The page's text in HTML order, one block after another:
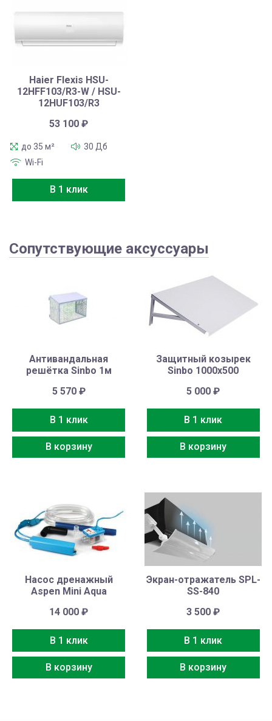
Haier Flexis HSU-
12HFF103/R3-W / HSU-
12HUF103/R3
53 100₽
до 35 м²
30 Дб
Wi-Fi
В 1 клик
Сопутствующие аксуссуары
Антивандальная
решётка Sinbo 1м
5 570 ₽
В 1 клик
В корзину
Защитный козырек
Sinbo 1000х500
5 000₽
В 1 клик
В корзину
Насос дренажный
Aspen Mini Aqua
14 000₽
В 1 клик
В корзину
Экран-отражатель SPL-
SS-840
3 500₽
В 1 клик
В корзину